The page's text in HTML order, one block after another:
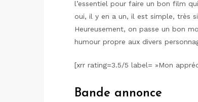
l’essentiel pour faire un bon film
oui, il y en a un, il est simple, très
Heureusement, on passe un bon
humour propre aux divers
[xrr rating=3.5/5 label= »Mon
Bande annonce